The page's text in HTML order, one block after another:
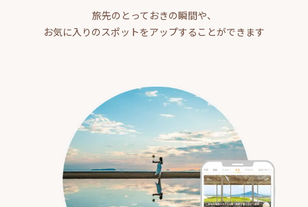
旅先のとっておきの瞬間や、
お気に入りのスポットをアップすることができます